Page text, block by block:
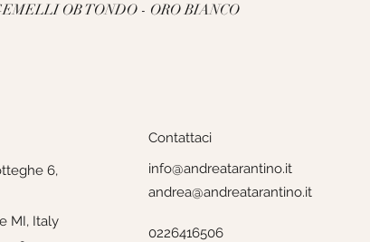
OB TONDO - ORO BIANCO
6,
MI, Italy
Contattaci
info@andreatarantino.it
andrea@andreatarantino.it
0226416506